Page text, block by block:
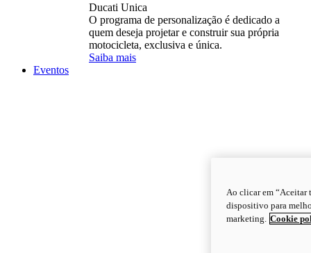
Ducati Unica
O programa de personalização é dedicado a
quem deseja projetar e construir sua própria
motocicleta, exclusiva e única.
Saiba mais
Eventos
Ao clicar em “Aceitar
dispositivo para
marketing. Cookie